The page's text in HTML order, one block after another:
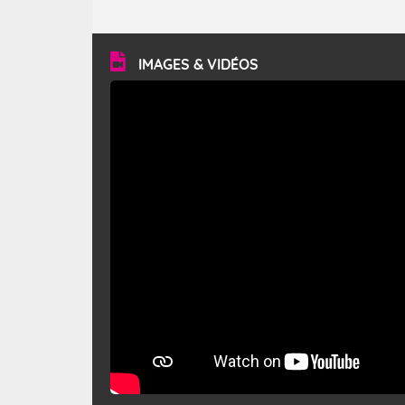
vitesse moyenne de 50 km/h et atteindre 80 à 100 km/h
en rafales, parfois davantage. Il parcourt la basse vallée
du Rhône et la Provence et envahit le littoral
méditerranéen à partir de la Camargue.
IMAGES & VIDÉOS